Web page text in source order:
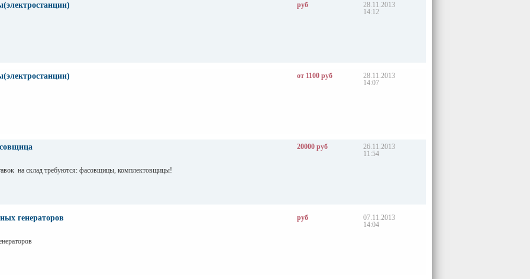
28.11.2013
14:12
руб
28.11.2013
14:07
от 1100 руб
на склад требуются: фасовщицы, комплектовщицы!
26.11.2013
11:54
20000 руб
генераторов
07.11.2013
14:04
руб